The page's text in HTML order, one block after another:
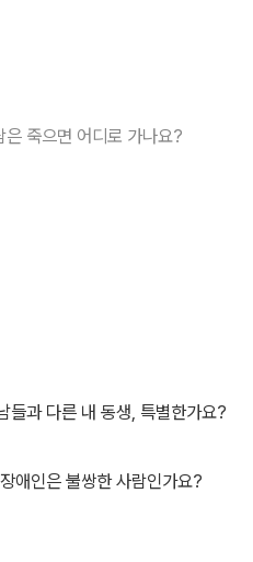
죽으면 어디로 가나요?
들과 다른 내 동생, 특별한가요?
애인은 불쌍한 사람인가요?